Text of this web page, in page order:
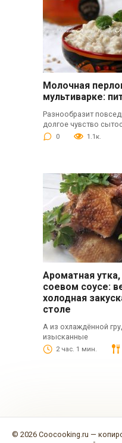
Молочная
мультиварке:
Разнообразит
долгое чувство
0 1.1к.
Ароматная
соевом соусе:
холодная
столе
А из охлаждённой
изысканные
2 час. 1 мин.
© 2026 Coocooking.ru —